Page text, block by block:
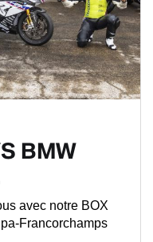
BMW
avec notre BOX
Francorchamps